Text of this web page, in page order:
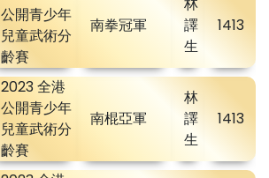
公開青少年
兒童武術分
齡賽
南拳冠軍
譯
生
1413
2023 全港
公開青少年
兒童武術分
齡賽
南棍亞軍
林
譯
生
1413